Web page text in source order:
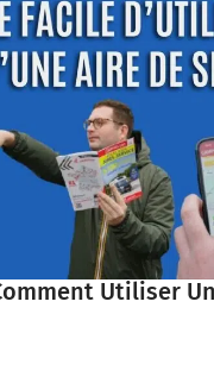
Utiliser